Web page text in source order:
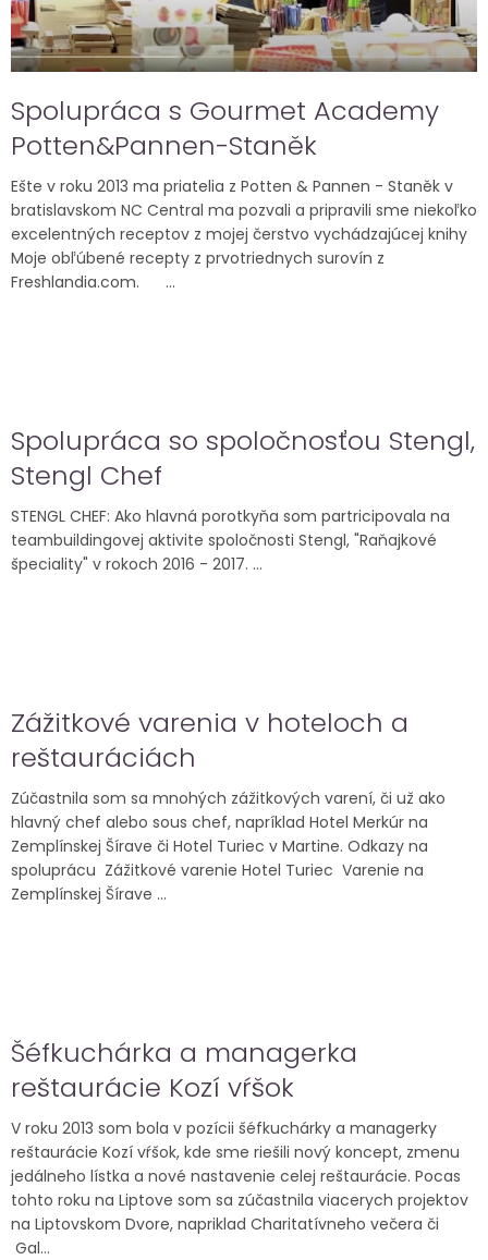
o
v
Spolupráca s Gourmet Academy
Potten&Pannen-Staněk
Ešte v roku 2013 ma priatelia z Potten & Pannen - Staněk v
bratislavskom NC Central ma pozvali a pripravili sme niekoľko
excelentných receptov z mojej čerstvo vychádzajúcej knihy
Moje obľúbené recepty z prvotriednych surovín z
Freshlandia.com. ...
Spolupráca so spoločnosťou Stengl,
Stengl Chef
STENGL CHEF: Ako hlavná porotkyňa som partricipovala na
teambuildingovej aktivite spoločnosti Stengl, "Raňajkové
špeciality" v rokoch 2016 - 2017. ...
Zážitkové varenia v hoteloch a
reštauráciách
Zúčastnila som sa mnohých zážitkových varení, či už ako
hlavný chef alebo sous chef, napríklad Hotel Merkúr na
Zemplínskej Šírave či Hotel Turiec v Martine. Odkazy na
spoluprácu Zážitkové varenie Hotel Turiec Varenie na
Zemplínskej Šírave ...
Šéfkuchárka a managerka
reštaurácie Kozí vŕšok
V roku 2013 som bola v pozícii šéfkuchárky a managerky
reštaurácie Kozí vŕšok, kde sme riešili nový koncept, zmenu
jedálneho lístka a nové nastavenie celej reštaurácie. Pocas
tohto roku na Liptove som sa zúčastnila viacerych projektov
na Liptovskom Dvore, napriklad Charitatívneho večera či
Gal...